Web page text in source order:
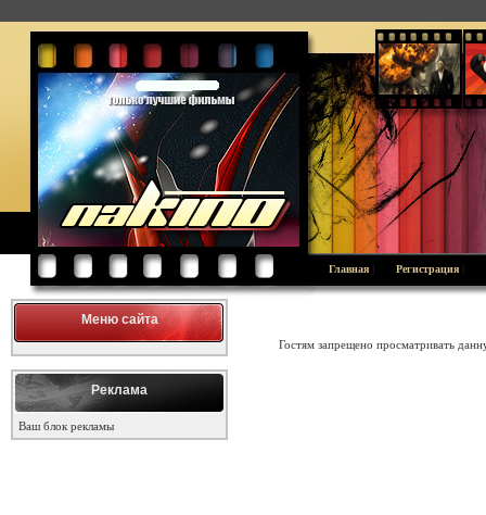
Главная Регистрация
Меню сайта
Реклама
Ваш блок рекламы
Гостям запрещено просматривать